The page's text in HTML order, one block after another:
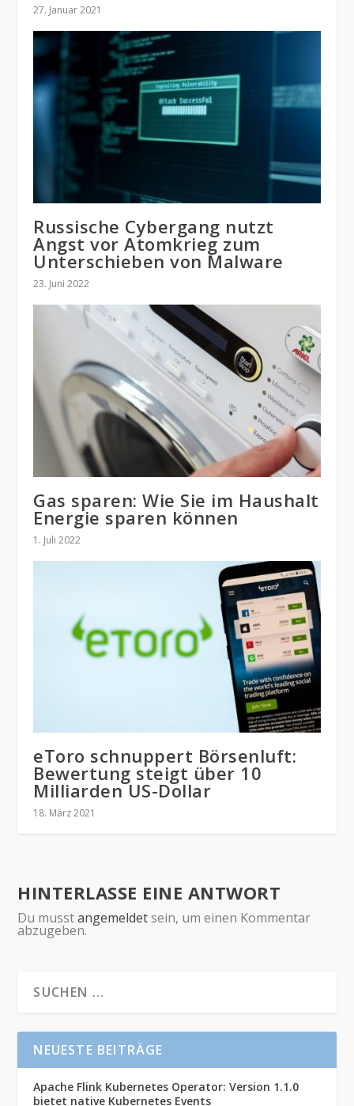
27. Januar 2021
Russische Cybergang nutzt
Angst vor Atomkrieg zum
Unterschieben von Malware
23. Juni 2022
Gas sparen: Wie Sie im Haushalt
Energie sparen können
1. Juli 2022
eToro schnuppert Börsenluft:
Bewertung steigt über 10
Milliarden US-Dollar
18. März 2021
HINTERLASSE EINE ANTWORT
Du musstangemeldetsein, um einen Kommentar
abzugeben.
NEUESTE BEITRÄGE
Apache Flink Kubernetes Operator: Version 1.1.0
bietet native Kubernetes Events